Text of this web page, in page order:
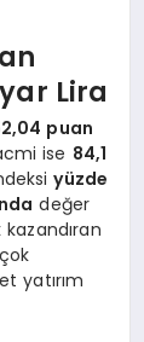
Lira
puan
ise 84,1
yüzde
değer
yatırım